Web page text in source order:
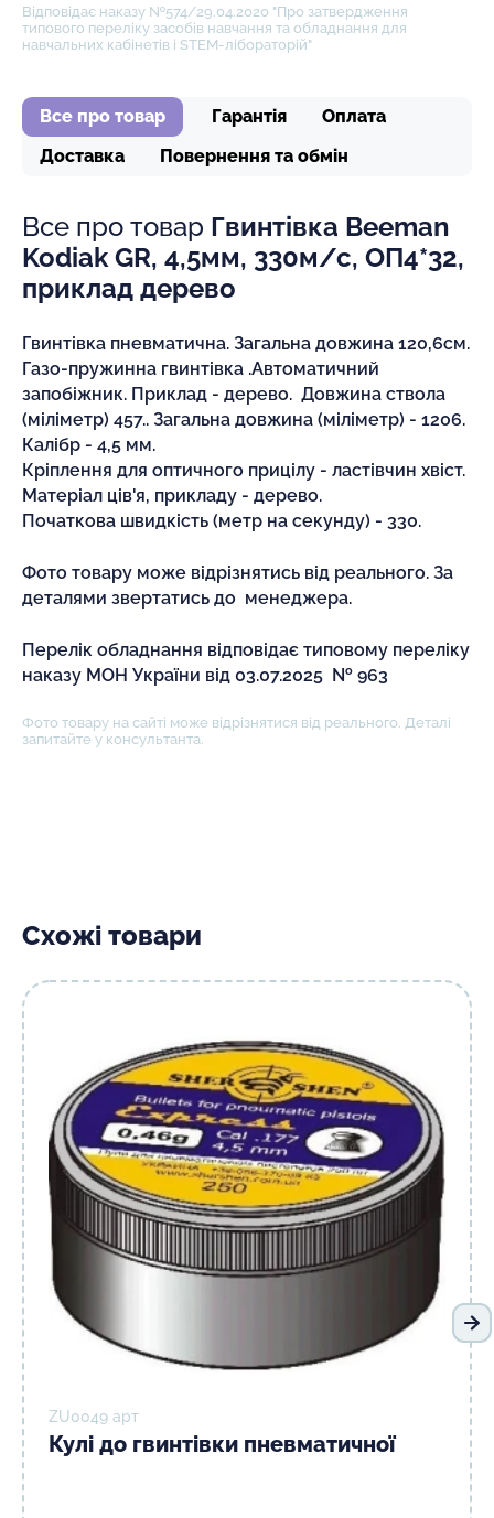
Відповідає наказу №574/29.04.2020 "Про затвердження
типового переліку засобів навчання та обладнання для
навчальних кабінетів і STEM-лібораторій"
Все про товар Гарантія
Оплата
Доставка
Повернення та обмін
Все про товар Гвинтівка Beeman
Kodiak GR, 4,5мм, 330м/с, ОП4*32,
приклад дерево
Гвинтівка пневматична. Загальна довжина 120,6см.
Газо-пружинна гвинтівка .Автоматичний
запобіжник. Приклад - дерево. Довжина ствола
(міліметр) 457.. Загальна довжина (міліметр) - 1206.
Калібр - 4,5 мм.
Кріплення для оптичного прицілу - ластівчин хвіст.
Матеріал ців'я, прикладу - дерево.
Початкова швидкість (метр на секунду) - 330.
Фото товару може відрізнятись від реального. За
деталями звертатись до менеджера.
Перелік обладнання відповідає типовому переліку
наказу МОН України від 03.07.2025 № 963
Фото товару на сайті може відрізнятися від реального. Деталі
запитайте у консультанта.
Схожі товари
ZU0049 арт
Кулі до гвинтівки пневматичної